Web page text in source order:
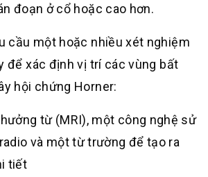
đoạn ở cổ hoặc cao hơn.
cầu một hoặc nhiều xét nghiệm
để xác định vị trí các vùng bất
hội chứng Horner:
từ (MRI), một công nghệ sử
và một từ trường để tạo ra
tiết